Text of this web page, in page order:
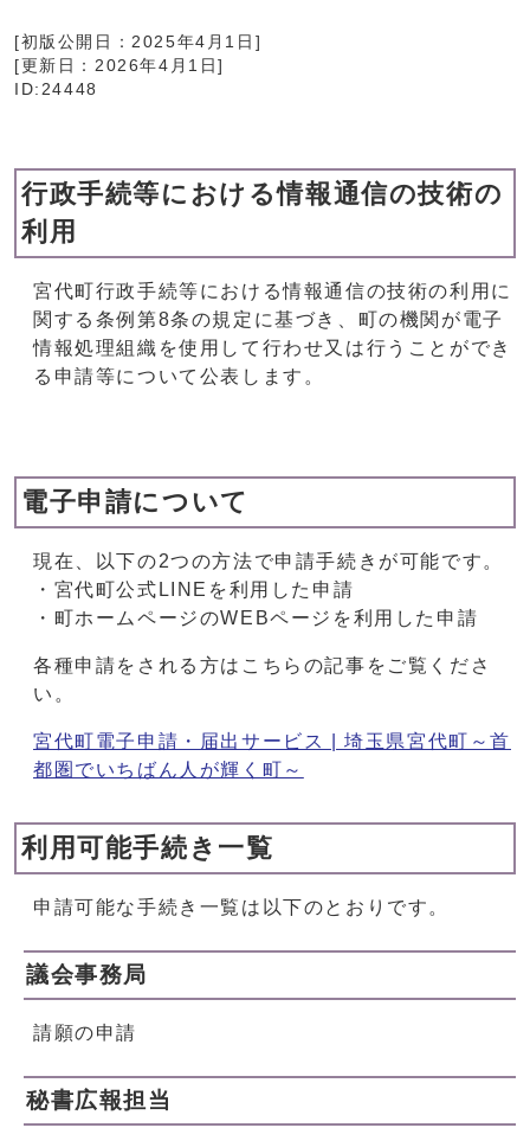
[初版公開日：2025年4月1日 ]
[更新日： 2026年4月1日]
ID:24448
行政手続等における情報通信の技術の
利用
宮代町行政手続等における情報通信の技術の利用に
関する条例第8条の規定に基づき、町の機関が電子
情報処理組織を使用して行わせ又は行うことができ
る申請等について公表します。
電子申請について
現在、以下の2つの方法で申請手続きが可能です。
・宮代町公式LINEを利用した申請
・町ホームページのWEBページを利用した申請
各種申請をされる方はこちらの記事をご覧くださ
い。
宮代町電子申請・届出サービス | 埼玉県宮代町～首
都圏でいちばん人が輝く町～
利用可能手続き一覧
申請可能な手続き一覧は以下のとおりです。
議会事務局
請願の申請
秘書広報担当